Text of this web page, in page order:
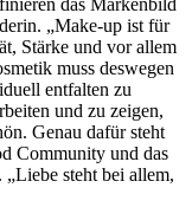
„Make-up ist für
Stärke und vor allem
muss deswegen
entfalten zu
und zu zeigen,
Genau dafür steht
Community und das
steht bei allem,